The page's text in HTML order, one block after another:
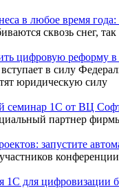
в любое время
сквозь снег,
цифровую реформу в
вступает в силу
юридическую силу
семинар 1С от ВЦ
партнер фирмы
запустите
для цифровизации